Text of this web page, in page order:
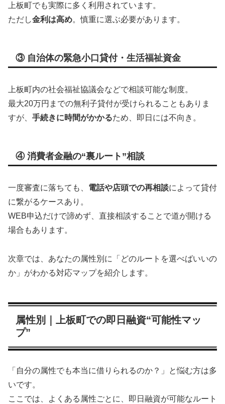
上板町でも実際に多く利用されています。
ただし金利は高め。慎重に選ぶ必要があります。
③ 自治体の緊急小口貸付・生活福祉資金
上板町内の社会福祉協議会などで相談可能な制度。
最大20万円までの無利子貸付が受けられることもありま
すが、 手続きに時間がかかるため、即日には不向き。
④ 消費者金融の“裏ルート”相談
一度審査に落ちても、 電話や店頭での再相談によって貸付
に繋がるケースあり。
WEB申込だけで諦めず、直接相談することで道が開ける
場合もあります。
次章では、あなたの属性別に「どのルートを選べばいいの
か」がわかる対応マップを紹介します。
属性別｜上板町での即日融資“可能性マッ
プ”
「自分の属性でも本当に借りられるのか？」と悩む方は多
いです。
ここでは、よくある属性ごとに、即日融資が可能なルート